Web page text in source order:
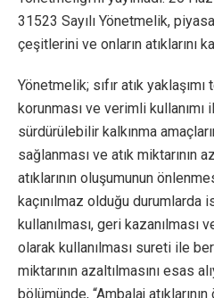
31523 Sayılı Yönetmelik,
çeşitlerini ve onların atıklarını
Yönetmelik; sıfır atık
korunması ve verimli
sürdürülebilir kalkınma
sağlanması ve atık miktarının
atıklarının oluşumunun
kaçınılmaz olduğu
kullanılması, geri kazanılması
olarak kullanılması sureti ile
miktarının azaltılmasını esas
bölümünde, “Ambalaj